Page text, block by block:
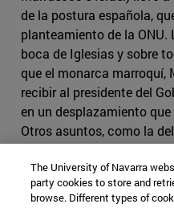
de la postura española,
planteamiento de la
boca de Iglesias y sobre
que el monarca marroquí,
recibir al presidente del
en un desplazamiento
Otros asuntos, como la
su zona económica
desencuentros entre los
The University of Navarra
party cookies to store and
browse. Different types of